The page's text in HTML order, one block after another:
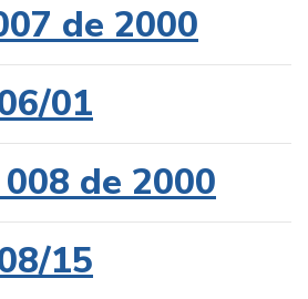
de 2000
01
de 2000
15